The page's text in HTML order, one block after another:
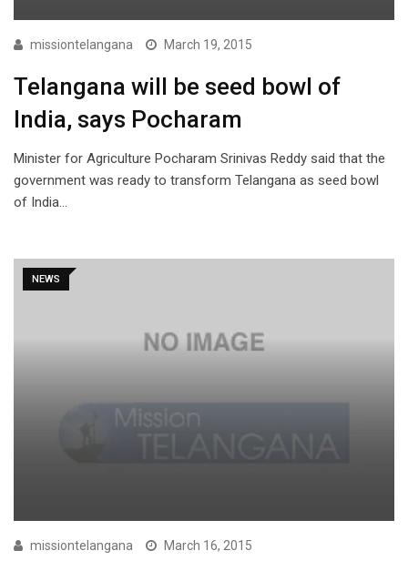
missiontelangana March 19, 2015
Telangana will be seed bowl of
India, says Pocharam
Minister for Agriculture Pocharam Srinivas Reddy said that the
government was ready to transform Telangana as seed bowl
of India…
NEWS
missiontelangana March 16, 2015